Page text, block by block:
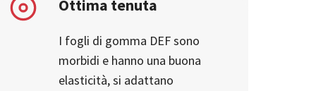
Ottima tenuta
I fogli di gomma DEF sono
morbidi e hanno una buona
elasticità, si adattano